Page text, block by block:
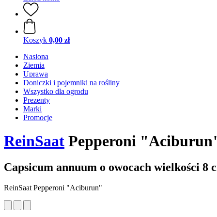
Koszyk 0,00 zł
Nasiona
Ziemia
Uprawa
Doniczki i pojemniki na rośliny
Wszystko dla ogrodu
Prezenty
Marki
Promocje
ReinSaat Pepperoni
Capsicum annuum o owocach wielkości 8
ReinSaat Pepperoni "Aciburun"